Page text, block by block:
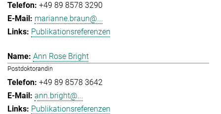
+49 89 8578 3290
marianne.braun@...
Publikationsreferenzen
Ann Rose Bright
Postdoktorandin
+49 89 8578 3642
ann.bright@...
Publikationsreferenzen